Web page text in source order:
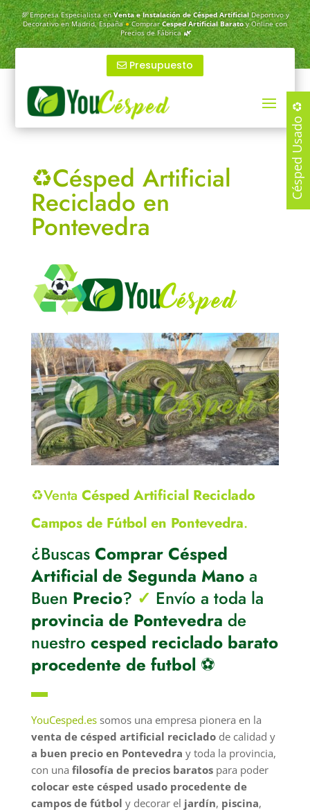
💯Empresa Especialista enVenta e Instalación de Césped ArtificialDeportivo y
Decorativo en Madrid, España●ComprarCesped Artificial Baratoy Online con
Precios de Fábrica🌿
Presupuesto
♻️Césped Artificial
Reciclado en
Pontevedra
♻️Venta Césped Artificial Reciclado
Campos de Fútbol en Pontevedra.
¿Buscas Comprar Césped
Artificial de Segunda Manoa
Buen Precio? ✓ Envío a toda la
provincia de Pontevedra de
nuestro cesped reciclado barato
procedente de futbol ⚽
▬
YouCesped.essomos una empresa pionera en la
venta de césped artificial recicladode calidad y
a buen precio en Pontevedra y toda la provincia,
con una filosofía de precios baratospara poder
colocar este césped usado procedente de
campos de fútbol y decorar el jardín, piscina,
Césped Usado ♻️